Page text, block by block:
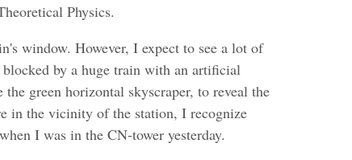
Physics.
window. However, I expect to see a lot of
by a huge train with an artificial
the green horizontal skyscraper, to reveal the
in the vicinity of the station, I recognize
I was in the CN-tower yesterday.